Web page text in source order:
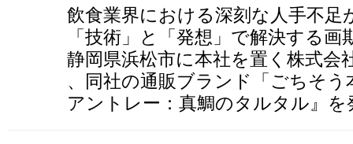
飲食業界における深刻な人手不足
「技術」と「発想」で解決する
静岡県浜松市に本社を置く株式会
、同社の通販ブランド「ごちそ
アントレー：真鯛のタルタル』